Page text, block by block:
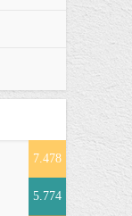
7.478
5.774